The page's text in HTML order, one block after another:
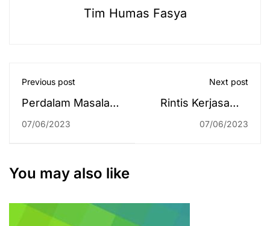
Tim Humas Fasya
Previous post
Perdalam Masalah
Perwakafan
Islam Lakukan
BWI Provinsi
Kalimantan Selatan
07/06/2023
Next post
Rintis Kerjasama,
Forum Dekan
07/06/2023
You may also like